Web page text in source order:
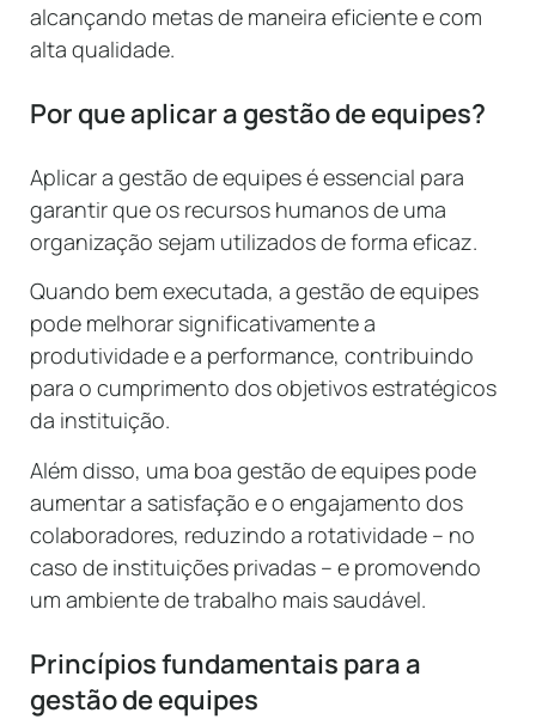
alcançando metas de maneira eficiente e com
alta qualidade.
Por que aplicar a gestão de equipes?
Aplicar a gestão de equipes é essencial para
garantir que os recursos humanos de uma
organização sejam utilizados de forma eficaz.
Quando bem executada, a gestão de equipes
pode melhorar significativamente a
produtividade e a performance, contribuindo
para o cumprimento dos objetivos estratégicos
da instituição.
Além disso, uma boa gestão de equipes pode
aumentar a satisfação e o engajamento dos
colaboradores, reduzindo a rotatividade – no
caso de instituições privadas – e promovendo
um ambiente de trabalho mais saudável.
Princípios fundamentais para a
gestão de equipes